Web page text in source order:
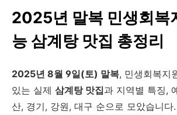
2025년 말복 민생회복
능 삼계탕 맛집 총정리
2025년 8월 9일(토) 말복, 민생회복지
있는 실제 삼계탕 맛집과 지역별 특징,
산, 경기, 강원, 대구 순으로 모았습니다.